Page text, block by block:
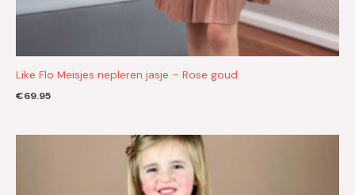
Like Flo Meisjes nepleren jasje – Rose goud
€69.95